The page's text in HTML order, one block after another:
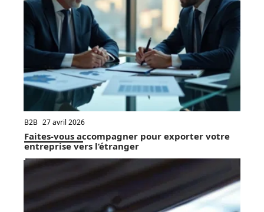
B2B 27 avril 2026
Faites-vous accompagner pour exporter votre
entreprise vers l’étranger